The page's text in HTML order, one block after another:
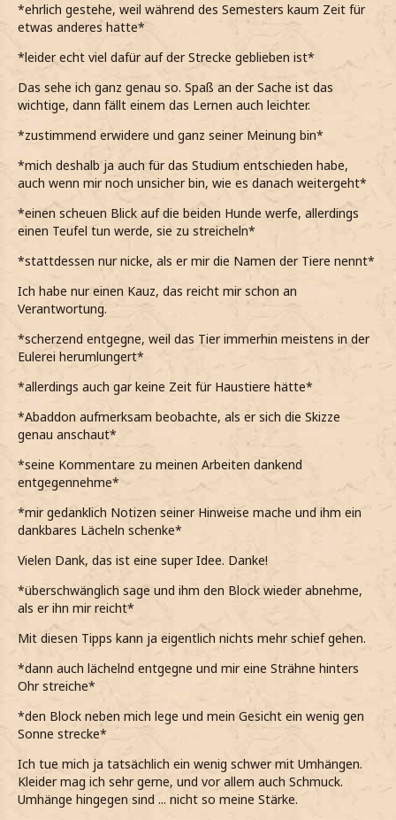
*ehrlich gestehe, weil während des Semesters kaum Zeit für
etwas anderes hatte*
*leider echt viel dafür auf der Strecke geblieben ist*
Das sehe ich ganz genau so. Spaß an der Sache ist das
wichtige, dann fällt einem das Lernen auch leichter.
*zustimmend erwidere und ganz seiner Meinung bin*
*mich deshalb ja auch für das Studium entschieden habe,
auch wenn mir noch unsicher bin, wie es danach weitergeht*
*einen scheuen Blick auf die beiden Hunde werfe, allerdings
einen Teufel tun werde, sie zu streicheln*
*stattdessen nur nicke, als er mir die Namen der Tiere nennt*
Ich habe nur einen Kauz, das reicht mir schon an
Verantwortung.
*scherzend entgegne, weil das Tier immerhin meistens in der
Eulerei herumlungert*
*allerdings auch gar keine Zeit für Haustiere hätte*
*Abaddon aufmerksam beobachte, als er sich die Skizze
genau anschaut*
*seine Kommentare zu meinen Arbeiten dankend
entgegennehme*
*mir gedanklich Notizen seiner Hinweise mache und ihm ein
dankbares Lächeln schenke*
Vielen Dank, das ist eine super Idee. Danke!
*überschwänglich sage und ihm den Block wieder abnehme,
als er ihn mir reicht*
Mit diesen Tipps kann ja eigentlich nichts mehr schief gehen.
*dann auch lächelnd entgegne und mir eine Strähne hinters
Ohr streiche*
*den Block neben mich lege und mein Gesicht ein wenig gen
Sonne strecke*
Ich tue mich ja tatsächlich ein wenig schwer mit Umhängen.
Kleider mag ich sehr gerne, und vor allem auch Schmuck.
Umhänge hingegen sind ... nicht so meine Stärke.